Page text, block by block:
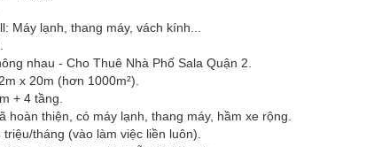
Máy lạnh, thang máy, vách kính...
nhau - Cho Thuê Nhà Phố Sala Quận 2.
x 20m (hơn 1000m²).
+ 4 tầng.
hoàn thiện, có máy lạnh, thang máy, hầm xe rộng.
tháng (vào làm việc liền luôn).